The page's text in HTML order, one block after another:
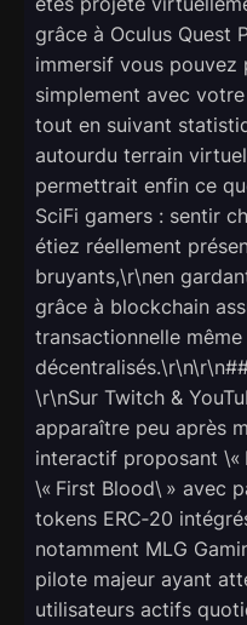
grâce à Oculus Quest
immersif vous pouvez
simplement avec
tout en suivant
autourdu terrain
permettrait enfin ce
SciFi gamers : sentir
étiez réellement
bruyants,\r\nen
grâce à blockchain
transactionnelle
\r\nSur Twitch &
apparaître peu après
interactif proposant \«
\« First Blood\ » avec
tokens ERC‑20
notamment MLG
pilote majeur ayant
utilisateurs actifs